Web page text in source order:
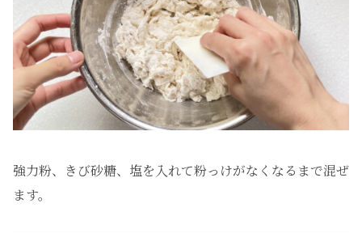
強力粉、きび砂糖、塩を入れて粉っけがなくなるまで混ぜ
ます。